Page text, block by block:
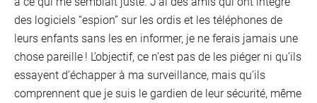
des logiciels “espion” sur les ordis et les téléphones de
leurs enfants sans les en informer, je ne ferais jamais une
chose pareille ! L’objectif, ce n’est pas de les piéger ni qu’ils
essayent d’échapper à ma surveillance, mais qu’ils
comprennent que je suis le gardien de leur sécurité, même